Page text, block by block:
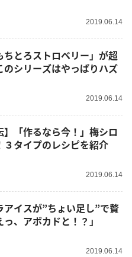
2019.06.14
ちとろストロベリー」が超
シリーズはやっぱりハズ
2019.06.14
】「作るなら今！」梅シロ
３タイプのレシピを紹介
2019.06.14
アイスが”ちょい足し”で贅
、アボカドと！？」
2019.06.14